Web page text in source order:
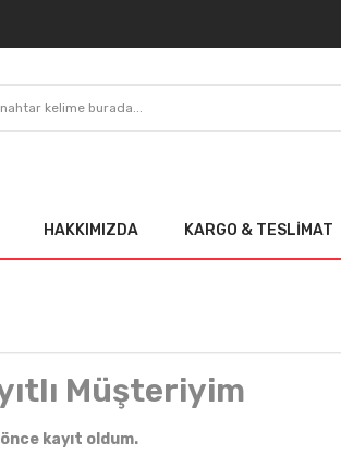
HAKKIMIZDA KARGO & TESLIMAT
Müşteriyim
önce kayıt oldum.